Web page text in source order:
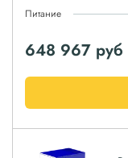
Питание
648 967 руб